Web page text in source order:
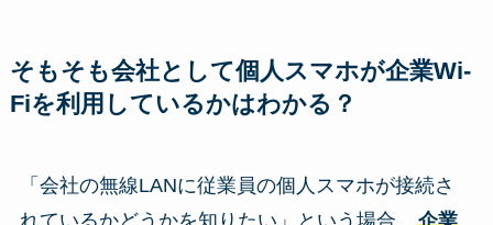
そもそも会社として個人スマホが企業Wi-
Fiを利用しているかはわかる？
「会社の無線LANに従業員の個人スマホが接続さ
れているかどうかを知りたい」という場合、 企業